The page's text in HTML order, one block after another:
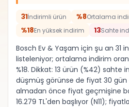
31İndirimli ürün %8Ortalama
%18En yüksek indirim 13Sahte
Bosch Ev & Yaşam için şu an 31
listeleniyor; ortalama indirim
%18. Dikkat: 13 ürün (%42) sahte
düşmüş görünse de fiyat 30
almadan önce fiyat geçmişine
16.279 TL'den başlıyor (N11);